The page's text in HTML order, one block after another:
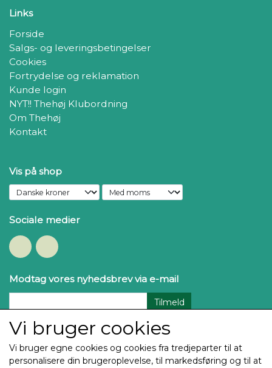
Links
Forside
Salgs- og leveringsbetingelser
Cookies
Fortrydelse og reklamation
Kunde login
NYT!! Thehøj Klubordning
Om Thehøj
Kontakt
Vis på shop
Sociale medier
Modtag vores nyhedsbrev via e-mail
Tilmeld
Vi bruger cookies
Vi bruger egne cookies og cookies fra tredjeparter til at
personalisere din brugeroplevelse, til markedsføring og til at